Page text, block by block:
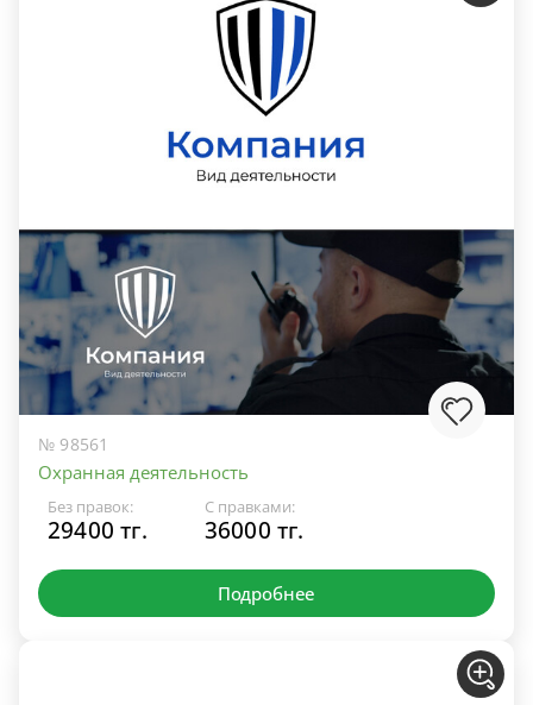
№ 98561
Охранная деятельность
Без правок:
29400 тг.
С правками:
36000 тг.
Подробнее